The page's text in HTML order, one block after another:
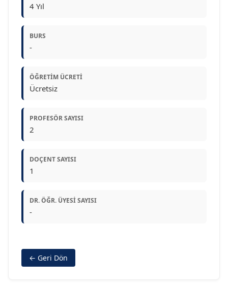
4 Yıl
BURS
-
ÖĞRETIM ÜCRETI
Ücretsiz
PROFESÖR SAYISI
2
DOÇENT SAYISI
1
DR. ÖĞR. ÜYESI SAYISI
-
← Geri Dön